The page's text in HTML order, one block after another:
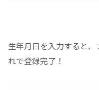
生年月日を入力すると
れで登録完了！